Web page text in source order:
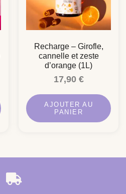
Recharge – Girofle,
cannelle et zeste
d’orange (1L)
17,90 €
AJOUTER AU
PANIER